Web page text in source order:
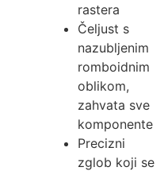
rastera
Čeljust s
nazubljenim
romboidnim
oblikom,
zahvata sve
komponente
Precizni
zglob koji se